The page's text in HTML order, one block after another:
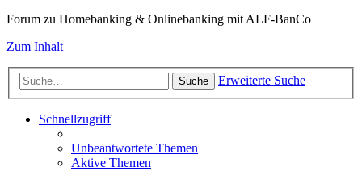
Forum zu Homebanking & Onlinebanking mit ALF-BanCo
Zum Inhalt
Suche Erweiterte Suche
Schnellzugriff
Unbeantwortete Themen
Aktive Themen